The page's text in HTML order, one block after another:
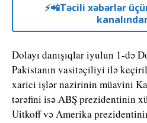
⚡️📲Təcili xəbərlər
Dolayı danışıqlar iyulun 1-də
Pakistanın vasitəçiliyi ilə
xarici işlər nazirinin müavini
tərəfini isə ABŞ prezidentinin
Uitkoff və Amerika